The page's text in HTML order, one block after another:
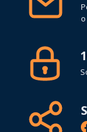
o